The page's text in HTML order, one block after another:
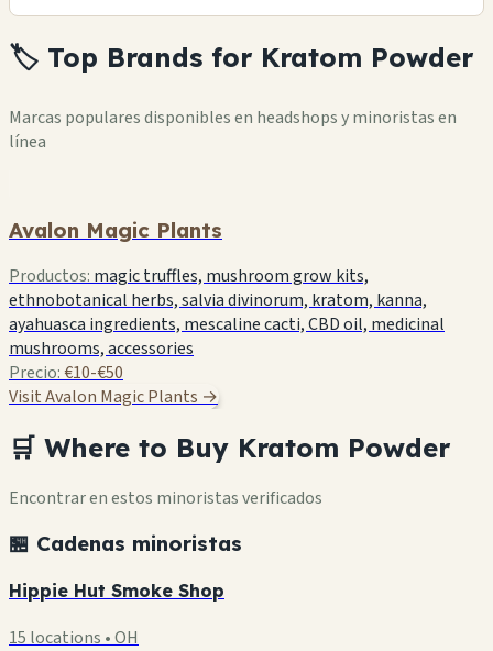
🏷️ Top Brands for Kratom Powder
Marcas populares disponibles en headshops y minoristas en
línea
Avalon Magic Plants
Productos: magic truffles, mushroom grow kits,
ethnobotanical herbs, salvia divinorum, kratom, kanna,
ayahuasca ingredients, mescaline cacti, CBD oil, medicinal
mushrooms, accessories
Precio:€10-€50
Visit Avalon Magic Plants →
🛒 Where to Buy Kratom Powder
Encontrar en estos minoristas verificados
🏪 Cadenas minoristas
Hippie Hut Smoke Shop
15 locations • OH